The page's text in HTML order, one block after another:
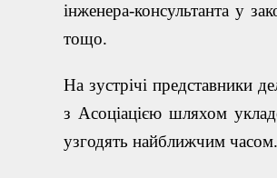
інженера-консультанта у
тощо.
На зустрічі представники
з Асоціацією шляхом
узгодять найближчим часом.